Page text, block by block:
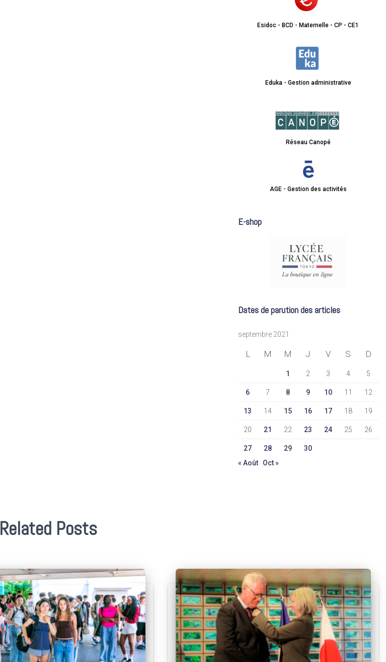
Esidoc - BCD - Maternelle - CP - CE1
Eduka - Gestion administrative
Réseau Canopé
AGE - Gestion des activités
E-shop
Dates de parution des articles
septembre 2021
L M M J V S D
1 2 3 4 5
6 7 8 9 10 11 12
13 14 15 16 17 18 19
20 21 22 23 24 25 26
27 28 29
30
« Août
Oct »
Related Posts